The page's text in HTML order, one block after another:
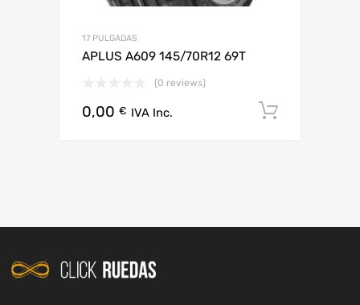
17 PULGADAS
APLUS A609 145/70R12 69T
(0 reviews)
0,00 € IVA Inc.